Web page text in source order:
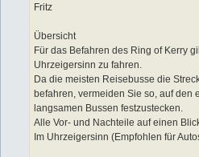
Fritz
Übersicht
Für das Befahren des Ring of Kerry
Uhrzeigersinn zu fahren.
Da die meisten Reisebusse die
befahren, vermeiden Sie so, auf den
langsamen Bussen festzustecken.
Alle Vor- und Nachteile auf einen
Im Uhrzeigersinn (Empfohlen für